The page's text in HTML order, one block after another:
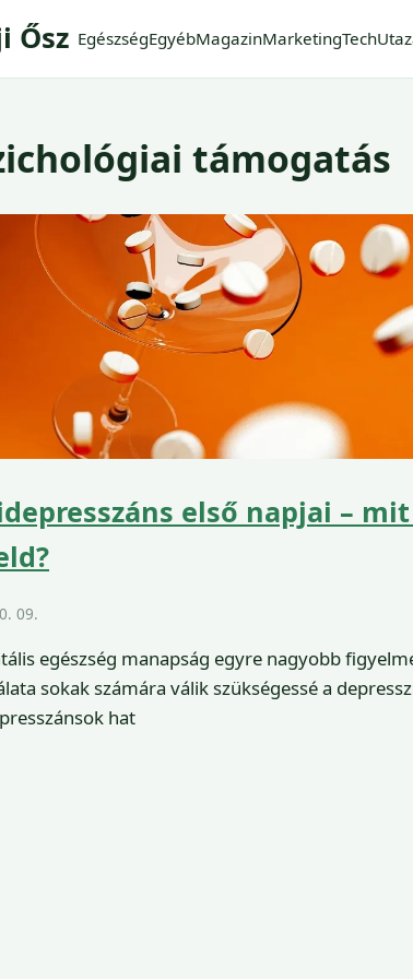
Ősz EgészségEgyébMagazinMarketingTech
támogatás
első napjai –
09.
egészség manapság egyre nagyobb
sokak számára válik szükségessé a
hat